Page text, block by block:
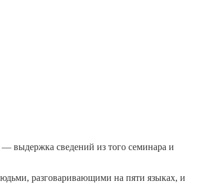
выдержка сведений из того семинара и
разговаривающими на пяти языках, и